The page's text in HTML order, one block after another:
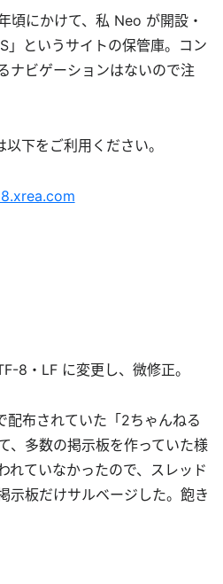
にかけて、私 Neo が開設・
」というサイトの保管庫。コン
ナビゲーションはないので注
下をご利用ください。
8・LF に変更し、微修正。
配布されていた「2ちゃんねる
、多数の掲示板を作っていた様
れていなかったので、スレッド
示板だけサルベージした。飽き